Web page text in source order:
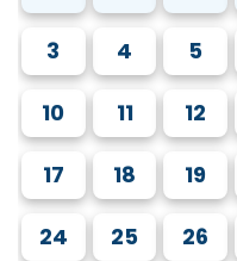
3 4 5
10 11 12
17 18 19
24 25 26